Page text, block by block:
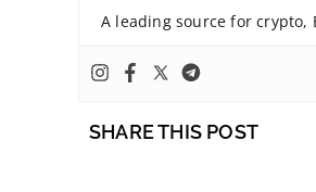
A leading source for crypto,
SHARE THIS POST